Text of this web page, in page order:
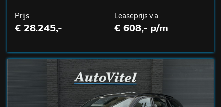
Prijs
€ 28.245,-
Leaseprijs v.a.
€ 608,- p/m